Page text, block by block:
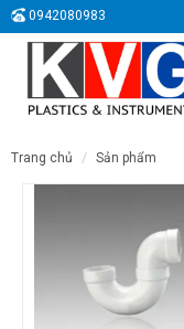
0942080983
trang chủ sản phẩm